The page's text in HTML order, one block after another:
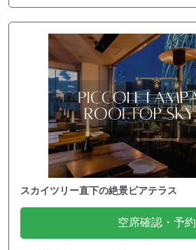
スカイツリー直下の絶景ビアテラス
空席確認・予約